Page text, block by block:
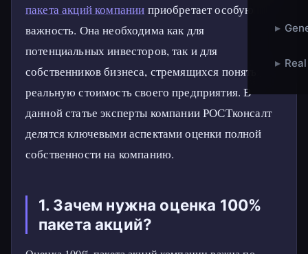
▸
▸
пакета акций компании приобретает особую
важность. Она необходима как для
потенциальных инвесторов, так и для
собственников бизнеса, стремящихся понять
реальную стоимость своего предприятия. В
данной статье эксперты компании РОСТконсалт
делятся ключевыми аспектами оценки полной
собственности на компанию.
1. Зачем нужна оценка 100%
пакета акций?